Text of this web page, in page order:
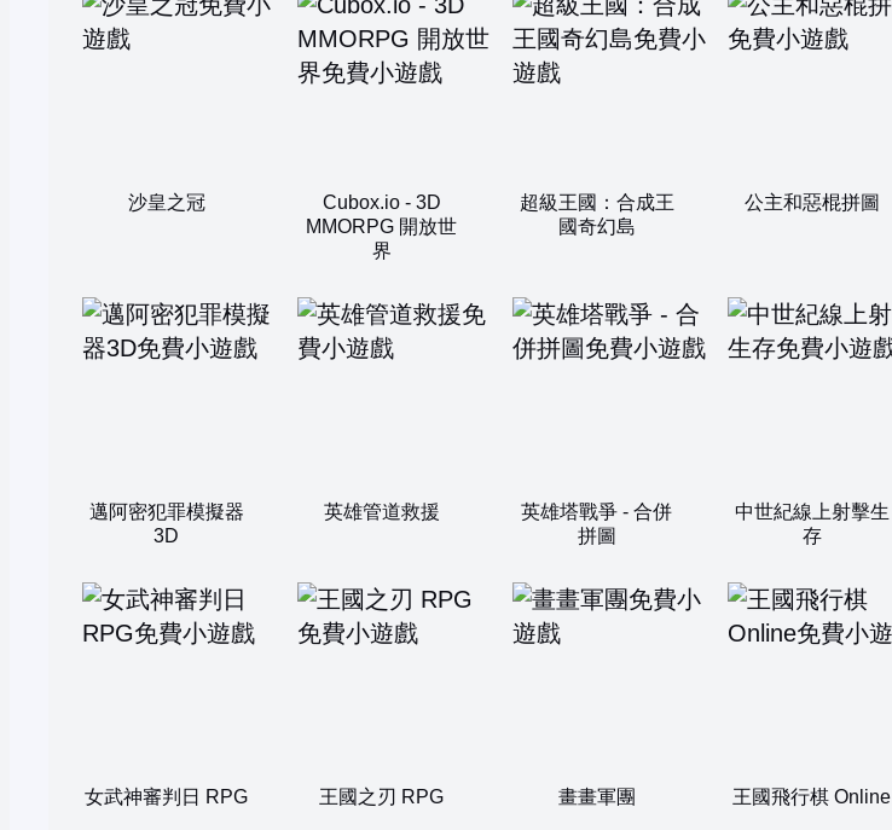
沙皇之冠
Cubox.io - 3D
MMORPG 開放世
界
超級王國：合成王
國奇幻島
公主和惡棍拼圖
邁阿密犯罪模擬器
3D
英雄管道救援
英雄塔戰爭 - 合併
拼圖
中世紀線上射擊生
存
女武神審判日 RPG 王國之刃 RPG 畫畫軍團 王國飛行棋 Online